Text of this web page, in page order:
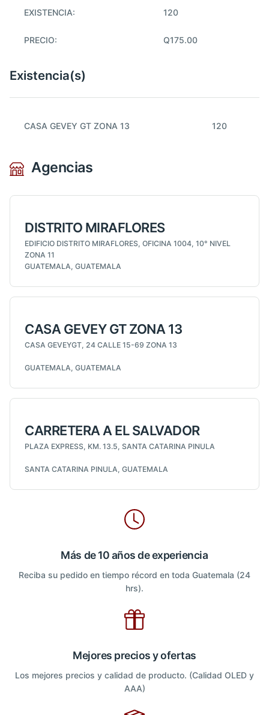
EXISTENCIA: 120
PRECIO: Q175.00
Existencia(s)
CASA GEVEY GT ZONA 13 120
Agencias
DISTRITO MIRAFLORES
EDIFICIO DISTRITO MIRAFLORES, OFICINA 1004, 10° NIVEL
ZONA 11
GUATEMALA, GUATEMALA
CASA GEVEY GT ZONA 13
CASA GEVEYGT, 24 CALLE 15-69 ZONA 13
GUATEMALA, GUATEMALA
CARRETERA A EL SALVADOR
PLAZA EXPRESS, KM. 13.5, SANTA CATARINA PINULA
SANTA CATARINA PINULA, GUATEMALA
Más de 10 años de experiencia
Reciba su pedido en tiempo récord en toda Guatemala (24
hrs).
Mejores precios y ofertas
Los mejores precios y calidad de producto. (Calidad OLED y
AAA)